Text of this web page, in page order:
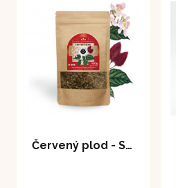
Červený plod - Spokojený muž 100 g